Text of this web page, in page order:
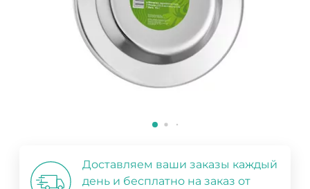
Доставляем ваши заказы каждый
день и бесплатно на заказ от